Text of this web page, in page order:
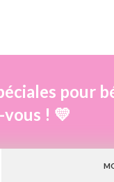
pour
! 💛